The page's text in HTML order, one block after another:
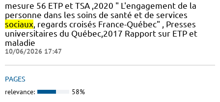
mesure 56 ETP et TSA ,2020 " L'engagement de la
personne dans les soins de santé et de services
sociaux , regards croisés France-Québec" , Presses
universitaires du Québec,2017 Rapport sur ETP et
maladie
10/06/2026 17:47
PAGES
relevance: 58%